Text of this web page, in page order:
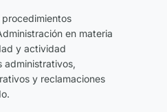
en materia
y actividad
administrativos,
y reclamaciones